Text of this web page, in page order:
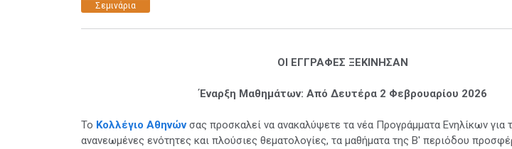
Σεμινάρια
ΟΙ ΕΓΓΡΑΦΕΣ ΞΕΚΙΝΗΣΑΝ
Έναρξη Μαθημάτων: Από Δευτέρα 2 Φεβρουαρίου 2026
Το Κολλέγιο Αθηνώνσας προσκαλεί να ανακαλύψετε τα νέα Προγράμματα Ενηλίκων για
ανανεωμένες ενότητες και πλούσιες θεματολογίες, τα μαθήματα της Β' περιόδου